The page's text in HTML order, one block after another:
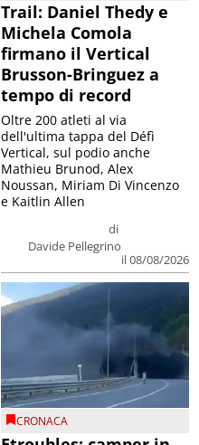
Trail: Daniel Thedy e
Michela Comola
firmano il Vertical
Brusson-Bringuez a
tempo di record
di
Davide Pellegrino
il 08/08/2026
Oltre 200 atleti al via
dell'ultima tappa del Défì
Vertical, sul podio anche
Mathieu Brunod, Alex
Noussan, Miriam Di Vincenzo
e Kaitlin Allen
CRONACA